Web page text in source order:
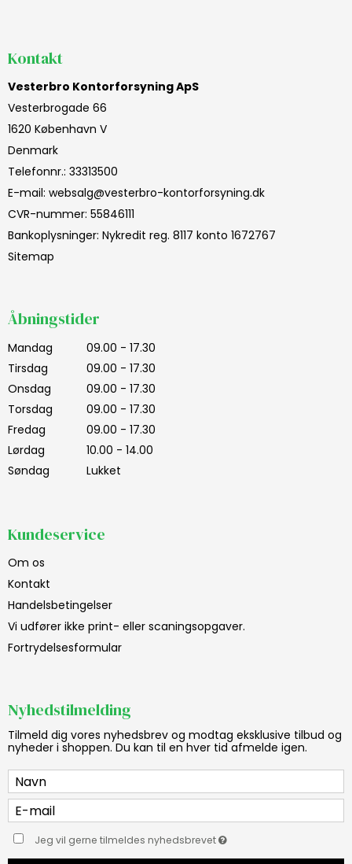
Kontakt
Vesterbro Kontorforsyning ApS
Vesterbrogade 66
1620 København V
Denmark
Telefonnr.: 33313500
E-mail: websalg@vesterbro-kontorforsyning.dk
CVR-nummer: 55846111
Bankoplysninger: Nykredit reg. 8117 konto 1672767
Sitemap
Åbningstider
Mandag
09.00 - 17.30
Tirsdag
09.00 - 17.30
Onsdag
09.00 - 17.30
Torsdag
09.00 - 17.30
Fredag
09.00 - 17.30
Lørdag
10.00 - 14.00
Søndag
Lukket
Kundeservice
Om os
Kontakt
Handelsbetingelser
Vi udfører ikke print- eller scaningsopgaver.
Fortrydelsesformular
Nyhedstilmelding
Tilmeld dig vores nyhedsbrev og modtag eksklusive tilbud og
nyheder i shoppen. Du kan til en hver tid afmelde igen.
Jeg vil gerne tilmeldes nyhedsbrevet